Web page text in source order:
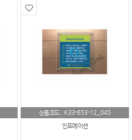
상품코드 : K33-653-12_045
인포메이션